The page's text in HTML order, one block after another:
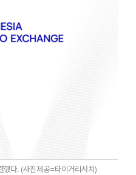
다. (사진제공=타이거리서치)